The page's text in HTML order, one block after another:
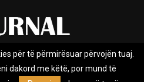
Marketing
Policy
për të përmirësuar përvojën tuaj.
dakord me këtë, por mund të